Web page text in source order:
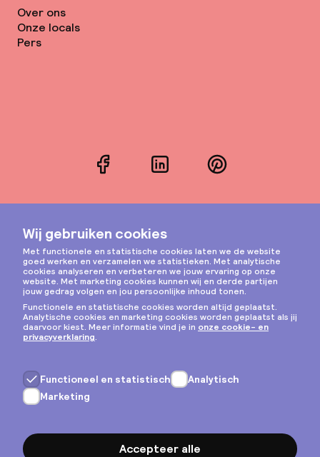
Over ons
Onze locals
Pers
FacebookLinkedInPinterest
Instagram
Privacy & cookies
Algemene voorwaarden